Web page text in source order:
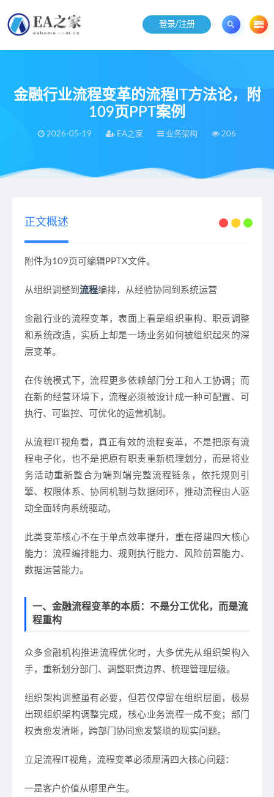
登录/注册
金融行业流程变革的流程IT方法论，附
109页PPT案例
2026-05-19 EA之家 业务架构 206
当前位置：EA之家 金融行业流程变革的流程IT方法论，附109页PPT案例
正文概述
附件为109页可编辑PPTX文件。
从组织调整到 流程编排，从经验协同到系统运营
金融行业的流程变革，表面上看是组织重构、职责调整
和系统改造，实质上却是一场业务如何被组织起来的深
层变革。
在传统模式下，流程更多依赖部门分工和人工协调；而
在新的经营环境下，流程必须被设计成一种可配置、可
执行、可监控、可优化的运营机制。
从流程IT视角看，真正有效的流程变革，不是把原有流
程电子化，也不是把原有职责重新梳理划分，而是将业
务活动重新整合为端到端完整流程链条，依托规则引
擎、权限体系、协同机制与数据闭环，推动流程由人驱
动全面转向系统驱动。
此类变革核心不在于单点效率提升，重在搭建四大核心
能力：流程编排能力、规则执行能力、风险前置能力、
数据运营能力。
一、金融流程变革的本质：不是分工优化，而是流
程重构
众多金融机构推进流程优化时，大多优先从组织架构入
手，重新划分部门、调整职责边界、梳理管理层级。
组织架构调整虽有必要，但若仅停留在组织层面，极易
出现组织架构调整完成，核心业务流程一成不变；部门
权责愈发清晰，跨部门协同愈发繁琐的现实问题。
立足流程IT视角，流程变革必须厘清四大核心问题：
一是客户价值从哪里产生。